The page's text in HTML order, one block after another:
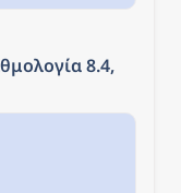
8.4,